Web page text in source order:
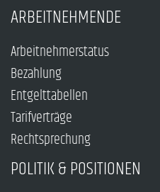
ARBEITNEHMENDE
Arbeitnehmerstatus
Bezahlung
Entgelttabellen
Tarifverträge
Rechtsprechung
POLITIK & POSITIONEN